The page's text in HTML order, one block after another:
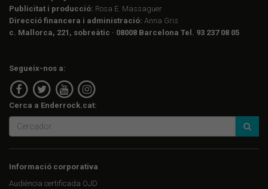
Publicitat i producció: Rosa E. Massaguer
Direcció financera i administració: Anna Gris
c. Mallorca, 221, sobreàtic · 08008 Barcelona Tel. 93 237 08 05
Segueix-nos a:
Cerca a Enderrock.cat:
Informació corporativa
Audiència certificada OJD